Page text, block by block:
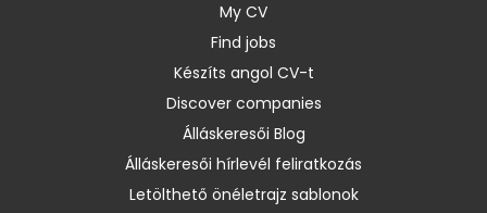
My CV
Find jobs
Készíts angol CV-t
Discover companies
Álláskeresői Blog
Álláskeresői hírlevél feliratkozás
Letölthető önéletrajz sablonok